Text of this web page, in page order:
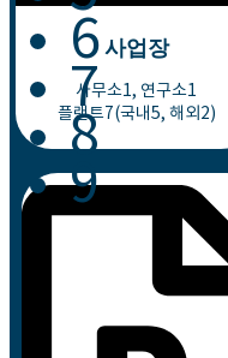
사업장
사무소1, 연구소1
플랜트7(국내5, 해외2)
6
7
8
9